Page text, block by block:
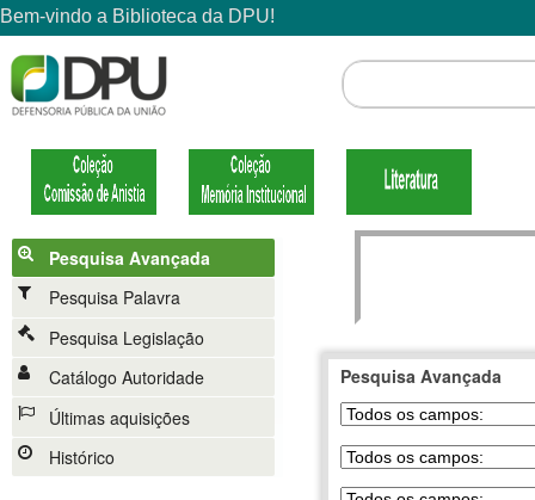
Pesquisa Avançada
Pesquisa Palavra
Pesquisa Legislação
Catálogo Autoridade
Últimas aquisições
Histórico
Pesquisa Avançada